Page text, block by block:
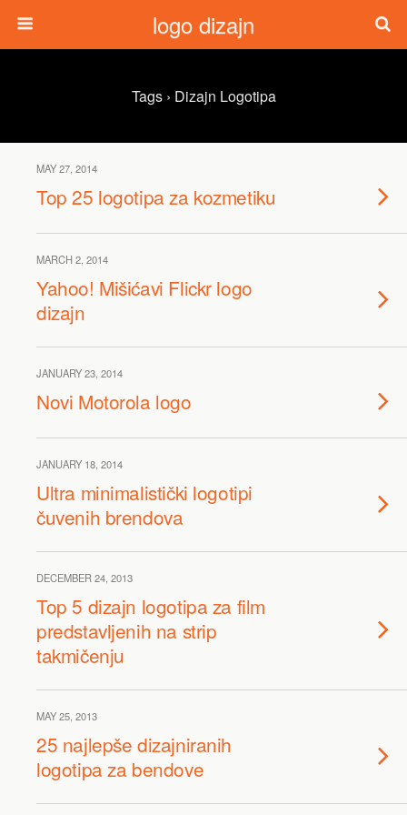
logo dizajn
Tags › Dizajn Logotipa
MAY 27, 2014
Top 25 logotipa za kozmetiku
MARCH 2, 2014
Yahoo! Mišićavi Flickr logo
dizajn
JANUARY 23, 2014
Novi Motorola logo
JANUARY 18, 2014
Ultra minimalistički logotipi
čuvenih brendova
DECEMBER 24, 2013
Top 5 dizajn logotipa za film
predstavljenih na strip
takmičenju
MAY 25, 2013
25 najlepše dizajniranih
logotipa za bendove